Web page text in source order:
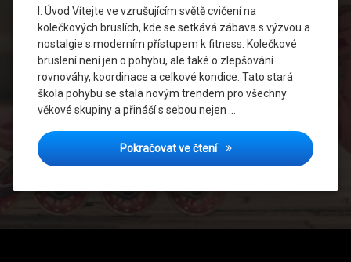
I. Úvod Vítejte ve vzrušujícím světě cvičení na
kolečkových bruslích, kde se setkává zábava s výzvou a
nostalgie s moderním přístupem k fitness. Kolečkové
bruslení není jen o pohybu, ale také o zlepšování
rovnováhy, koordinace a celkové kondice. Tato stará
škola pohybu se stala novým trendem pro všechny
věkové skupiny a přináší s sebou nejen …
Pokračovat ve čteníCvičení na kolečkových